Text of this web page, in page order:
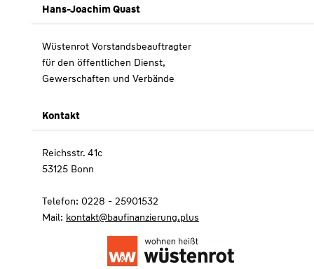
Hans-Joachim Quast
Wüstenrot Vorstandsbeauftragter
für den öffentlichen Dienst,
Gewerschaften und Verbände
Kontakt
Reichsstr. 41c
53125 Bonn
Telefon: 0228 - 25901532
Mail: kontakt@baufinanzierung.plus